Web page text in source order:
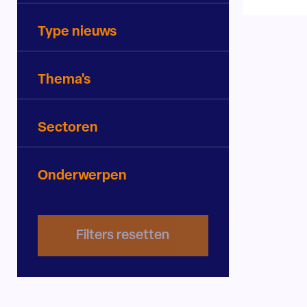
Type nieuws
Thema's
Sectoren
Onderwerpen
Filters resetten